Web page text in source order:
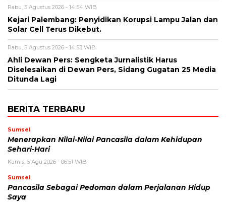
Rabu, 5 Agustus 2026 - 14:54 WIB
Kejari Palembang: Penyidikan Korupsi Lampu Jalan dan
Solar Cell Terus Dikebut.
Rabu, 5 Agustus 2026 - 14:53 WIB
Ahli Dewan Pers: Sengketa Jurnalistik Harus
Diselesaikan di Dewan Pers, Sidang Gugatan 25 Media
Ditunda Lagi
BERITA TERBARU
Sumsel
Menerapkan Nilai-Nilai Pancasila dalam Kehidupan
Sehari-Hari
Kamis, 6 Agu 2026 - 06:51 WIB
Sumsel
Pancasila Sebagai Pedoman dalam Perjalanan Hidup
Saya